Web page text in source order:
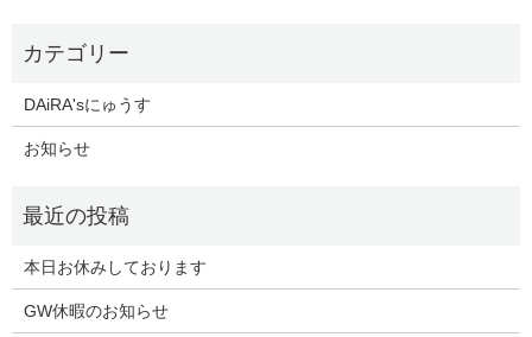
DAiRA'sにゅうす
お知らせ
本日お休みしております
GW休暇のお知らせ